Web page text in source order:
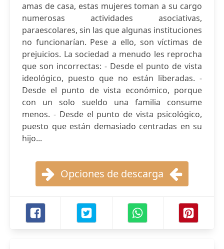
amas de casa, estas mujeres toman a su cargo
numerosas actividades asociativas,
paraescolares, sin las que algunas instituciones
no funcionarían. Pese a ello, son víctimas de
prejuicios. La sociedad a menudo les reprocha
que son incorrectas: - Desde el punto de vista
ideológico, puesto que no están liberadas. -
Desde el punto de vista económico, porque
con un solo sueldo una familia consume
menos. - Desde el punto de vista psicológico,
puesto que están demasiado centradas en su
hijo...
Opciones de descarga